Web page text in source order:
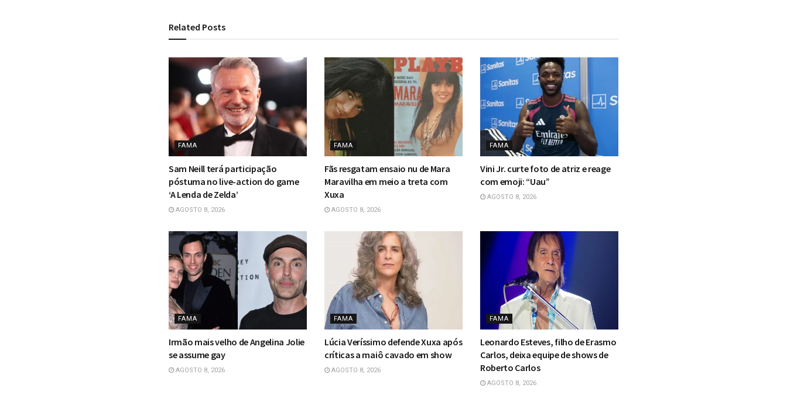
Related Posts
FAMA
Sam Neill terá participação
póstuma no live-action do game
‘A Lenda de Zelda’
AGOSTO 8, 2026
FAMA
Fãs resgatam ensaio nu de Mara
Maravilha em meio a treta com
Xuxa
AGOSTO 8, 2026
FAMA
Vini Jr. curte foto de atriz e reage
com emoji: “Uau”
AGOSTO 8, 2026
FAMA
Irmão mais velho de Angelina Jolie
se assume gay
AGOSTO 8, 2026
FAMA
Lúcia Veríssimo defende Xuxa após
críticas a maiô cavado em show
AGOSTO 8, 2026
FAMA
Leonardo Esteves, filho de Erasmo
Carlos, deixa equipe de shows de
Roberto Carlos
AGOSTO 8, 2026